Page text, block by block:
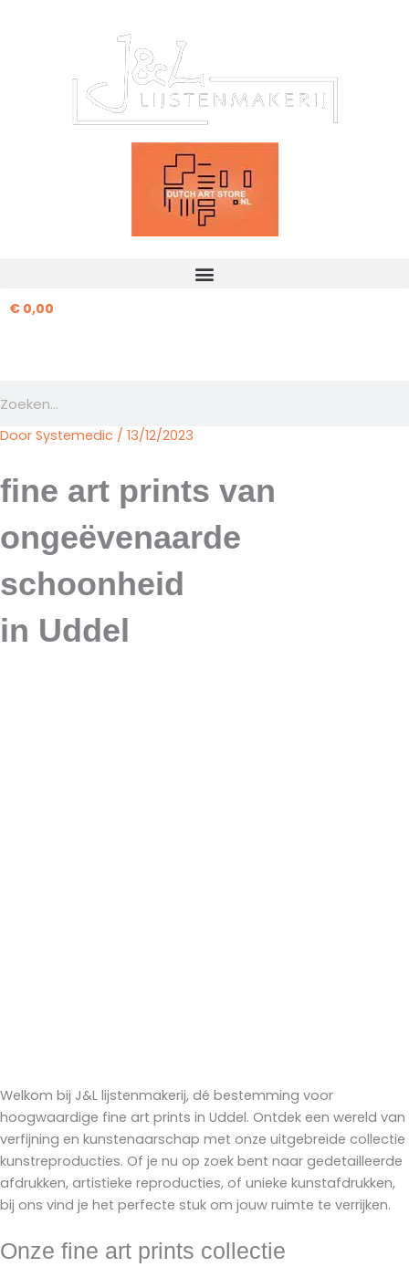
€ 0,00
Door Systemedic / 13/12/2023
fine art prints van
ongeëvenaarde
schoonheid
in Uddel
Welkom bij J&L lijstenmakerij, dé bestemming voor
hoogwaardige fine art prints in Uddel. Ontdek een wereld van
verfijning en kunstenaarschap met onze uitgebreide collectie
kunstreproducties. Of je nu op zoek bent naar gedetailleerde
afdrukken, artistieke reproducties, of unieke kunstafdrukken,
bij ons vind je het perfecte stuk om jouw ruimte te verrijken.
Onze fine art prints collectie